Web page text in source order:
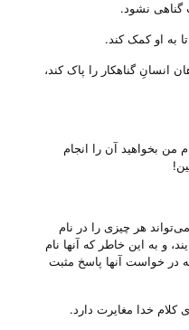
نشود.
به او کمک کند.
انسانِ گناهکار را پاک کند،
هر چه به نام من بخواهید آن را انجام
هر چیزی را در نام
و به این خاطر که آنها نام
در خواست آنها پاسخ مثبت
کلام خدا مغایرت دارد.